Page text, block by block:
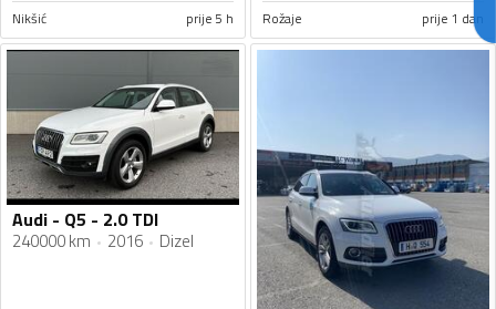
Nikšić prije 5 h Rožaje prije 1 dan
Audi - Q5 - 2.0 TDI
240000 km 2016 Dizel